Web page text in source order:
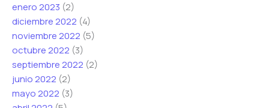
enero 2023 (2)
diciembre 2022 (4)
noviembre 2022 (5)
octubre 2022 (3)
septiembre 2022 (2)
junio 2022 (2)
mayo 2022 (3)